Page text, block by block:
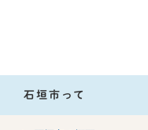
{t
i
石垣市って